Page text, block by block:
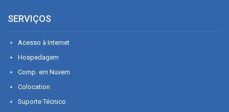
SERVIÇOS
Acesso à Internet
Hospedagem
Comp. em Nuvem
Colocation
Suporte Técnico